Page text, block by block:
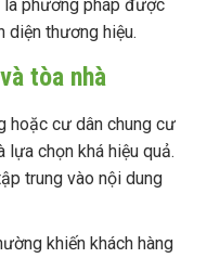
là phương pháp được
diện thương hiệu.
tòa nhà
hoặc cư dân chung cư
lựa chọn khá hiệu quả.
trung vào nội dung
khiến khách hàng